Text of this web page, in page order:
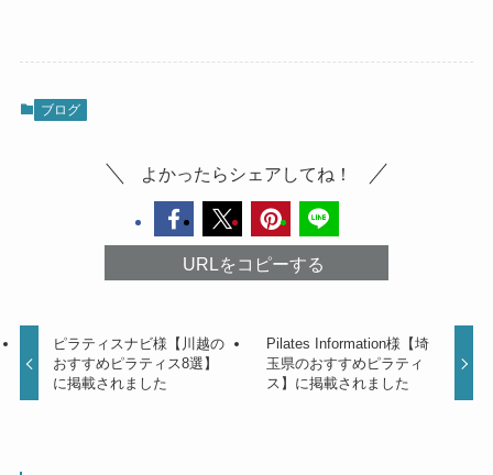
ブログ
よかったらシェアしてね！
URLをコピーする
ピラティスナビ様【川越の
おすすめピラティス8選】
に掲載されました
Pilates Information様【埼
玉県のおすすめピラティ
ス】に掲載されました